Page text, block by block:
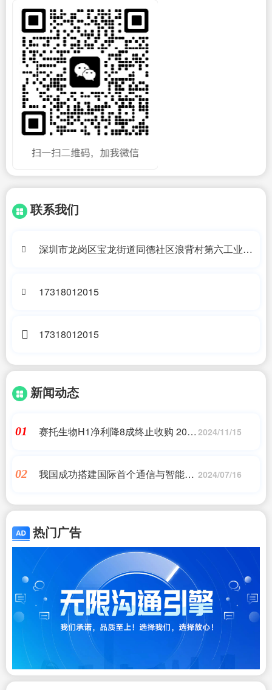
联系我们
深圳市龙岗区宝龙街道同德社区浪背村第六工业区
17318012015
17318012015
新闻动态
01
赛托生物H1净利降8成终止收购 2017 2024/11/15
02
我国成功搭建国际首个通信与智能融 2024/07/16
热门广告